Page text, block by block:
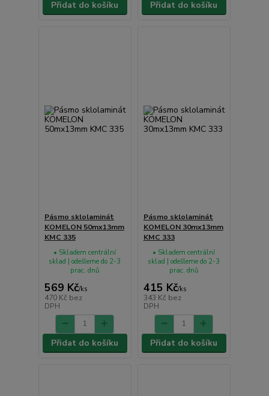
Přidat do košíku Přidat do košíku
Pásmo sklolaminát
KOMELON 50mx13mm
KMC 335
569 Kč/ks
470 Kč bez
DPH
• Skladem centrální
sklad | odešleme do 2-3
prac. dnů
Přidat do košíku
Pásmo sklolaminát
KOMELON 30mx13mm
KMC 333
415 Kč/ks
343 Kč bez
DPH
• Skladem centrální
sklad | odešleme do 2-3
prac. dnů
Přidat do košíku